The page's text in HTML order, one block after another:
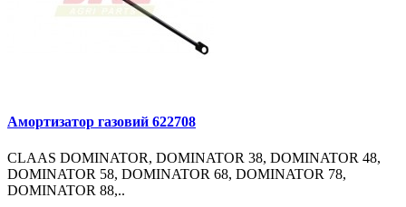
Амортизатор газовий 622708
CLAAS DOMINATOR, DOMINATOR 38, DOMINATOR 48,
DOMINATOR 58, DOMINATOR 68, DOMINATOR 78,
DOMINATOR 88,..